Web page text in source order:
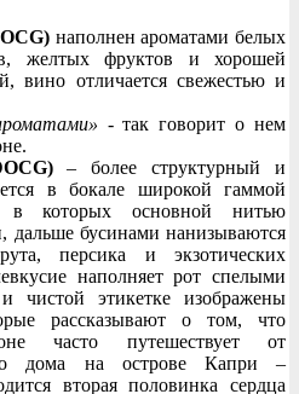
наполнен ароматами белых
желтых фруктов и хорошей
вино отличается свежестью и
- так говорит о нем
– более структурный и
в бокале широкой гаммой
в которых основной нитью
дальше бусинами нанизываются
персика и экзотических
наполняет рот спелыми
чистой этикетке изображены
рассказывают о том, что
часто путешествует от
дома на острове Капри –
вторая половинка сердца